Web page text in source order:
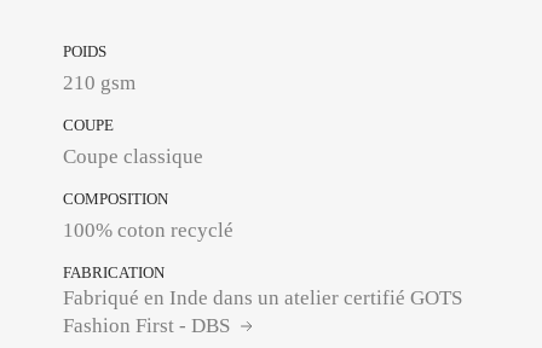
POIDS
210 gsm
COUPE
Coupe classique
COMPOSITION
100% coton recyclé
FABRICATION
Fabriqué en Inde dans un atelier certifié GOTS
Fashion First - DBS